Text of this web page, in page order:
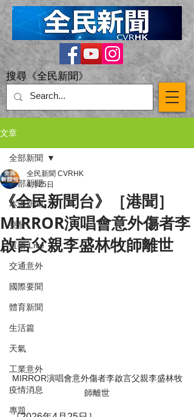
搜尋《全民新聞》
文章
全部新聞
本港新聞
突發
直播 Live
交通意外
國際要聞
體育新聞
生活篇
天氣
工業意外
疫情消息
專題
全部新聞
《全民新聞台》［港聞］
MIRROR演唱會意外傷者李
啟言父親李盛林牧師離世
全民新聞 CVRHK
4月25日
MIRROR演唱會意外傷者李啟言父親李盛林牧
師離世